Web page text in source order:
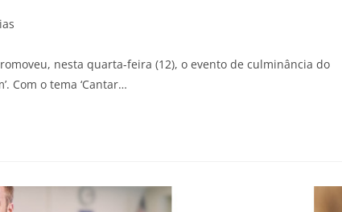
nesta quarta-feira (12), o evento de culminância do
Com o tema ‘Cantar…